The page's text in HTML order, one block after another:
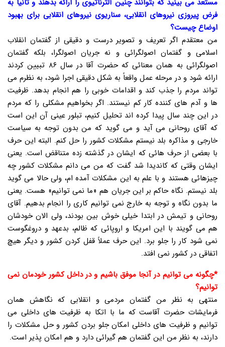
مستعد می بینید که بتوانند چنین آلترناتیوی را ارائه بدهند و ثانیاً به
فرض پیروزی نیروهای انقلابی، سناریوی نیروهای انقلابی برای بهبود
اوضاع چیست؟
من معتقدم اگر تعریف و تصویر درست و دقیقی از گفتمان انقلاب
اسلامی و گفتمان اصولگرائی و نه جریان اصولگرا، بلکه گفتمان
اصولگرائی به همان معنائی که حضرت آقا در سال ۸۶ تبیین کردند
ارائه شود و در مرحله عمل واقعاً به شکل دقیقی اجرا شود، به نظرم می
تواند مردم را جذب کند و اقدامات خوبی را هم انجام بدهد. ظرفیت
ها و آدم های کننده کار کم نیستند. اگر بخواهیم مشکلی را که مردم
در این چند سال پیدا کرده اند تحلیل کنیم، تبلور عینی آن این است
که آقای روحانی می آید و می گوید که من بدون توجه به سیاست
خارجی و مذاکره بلد نیستم مشکلات کشور را حل کنم. البته این حرف
با بعضی از حرف هائی که ایشان در گذشته زده متناقض است. یعنی
ایشان وقتی که کاندیدا شد گفت که من می دانم مشکلات کشور چه
چیزهائی هستند و با علم به این مشکلات آمده ام، ولی حالا می گوید
بلد نیستم. نگاه حاکم بر این جریان هم «ما نمی توانیم» هست. یعنی
ما بدون نگاه و توجه به خارج نمی توانیم کاری را انجام بدهیم. آقای
روحانی و تیمش در ابتدا خیلی خوش بین بودند، ولی الان خودشان
هم می گویند با این امریکا و اروپائی که ظالم، بدعهد و دروغگوست
نمی شود کار را جلو برد. این حرف عملاً قفل کردن کشور و دیگر هیچ
اتفاقی در کشور نمی افتد.
*چگونه می توانیم در آنجا موفق باشیم و در داخل کشور خودمان نمی
توانیم؟
منتهی به نظر من گفتمان مردمی و انقلابی که نگاهش همان
فرمایشات حضرت آقاست که ما با اتکا به ظرفیت های داخلی می
توانیم و ظرفیت های داخلی امکان جلو بردن کشور و حل مشکلات را
دارند، به نظر من این گفتمان هم گیرائی دارد و هم امکان پذیر است.